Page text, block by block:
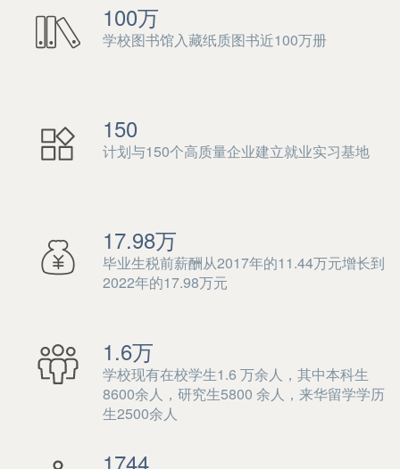
100万
学校图书馆入藏纸质图书近100万册
150
计划与150个高质量企业建立就业实习基地
17.98万
毕业生税前薪酬从2017年的11.44万元增长到
2022年的17.98万元
1.6万
学校现有在校学生1.6 万余人，其中本科生
8600余人，研究生5800 余人，来华留学学历
生2500余人
1744